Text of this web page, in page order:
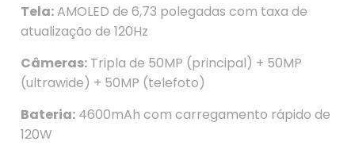
Tela:AMOLED de 6,73 polegadas com taxa de
atualização de 120Hz
Câmeras: Tripla de 50MP (principal) + 50MP
(ultrawide) + 50MP (telefoto)
Bateria: 4600mAh com carregamento rápido de
120W